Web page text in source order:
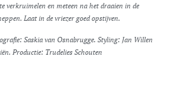
verkruimelen en meteen na het draaien in de
Laat in de vriezer goed opstijven.
Productie: Trudelies Schouten